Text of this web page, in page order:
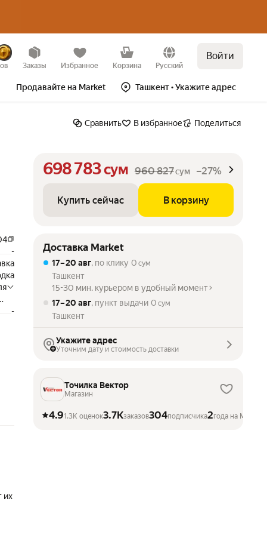
Заказы Избранное Корзина Русский
Войти
Продавайте на Market Ташкент• Укажите адрес
Сравнить В избранное Поделиться
-
-
698 783сум 960 827сум –27%
Купить сейчас В корзину
Купить сейчас В корзину
Доставка Market
17 – 20 авг, по клику 0 сум
Ташкент
15-30 мин. курьером в удобный момент
17 – 20 авг, пункт выдачи 0 сум
Ташкент
Укажите адрес
Уточним дату и стоимость доставки
Точилка Вектор
Магазин
4.91.3K оценок3.7Kзаказов304подписчика2года на
их